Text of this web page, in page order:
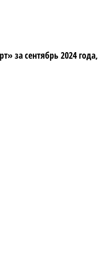
за сентябрь 2024 года,